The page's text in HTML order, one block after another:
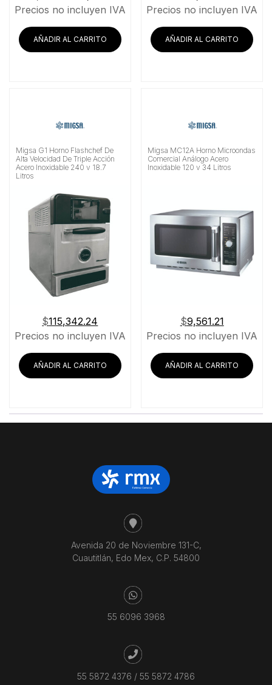
precio
era:
$21,199.14.
precio
es:
$17,547.41.
Precios no incluyen IVA
AÑADIR AL CARRITO
Precios no incluyen IVA
AÑADIR AL CARRITO
Migsa G1 Horno Flashchef De
Alta Velocidad De Triple Acción
Acero Inoxidable 240 v 18.7
Litros
$115,342.24
Precios no incluyen IVA
AÑADIR AL CARRITO
Migsa MC12A Horno Microondas
Comercial Análogo Acero
Inoxidable 120 v 34 Litros
$9,561.21
Precios no incluyen IVA
AÑADIR AL CARRITO
Avenida 20 de Noviembre 131-C,
Cuautitlán, Edo Mex, C.P. 54800
55 6096 3968
55 5872 4376 / 55 5872 4786